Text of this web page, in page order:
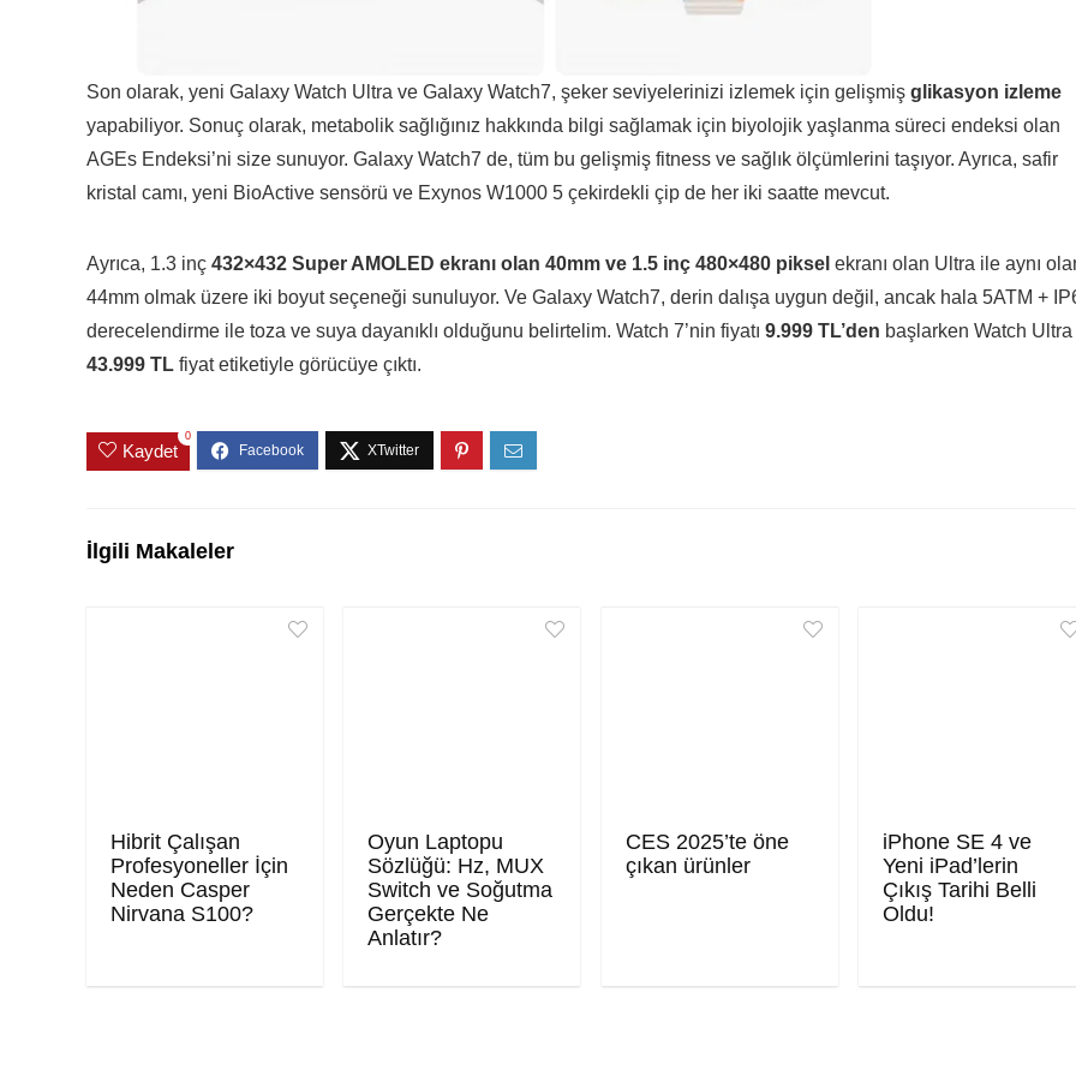
Son olarak, yeni Galaxy Watch Ultra ve Galaxy Watch7, şeker seviyelerinizi izlemek için gelişmiş glikasyon izleme
yapabiliyor. Sonuç olarak, metabolik sağlığınız hakkında bilgi sağlamak için biyolojik yaşlanma süreci endeksi olan
AGEs Endeksi’ni size sunuyor. Galaxy Watch7 de, tüm bu gelişmiş fitness ve sağlık ölçümlerini taşıyor. Ayrıca, safir
kristal camı, yeni BioActive sensörü ve Exynos W1000 5 çekirdekli çip de her iki saatte mevcut.
Ayrıca, 1.3 inç 432×432 Super AMOLED ekranı olan 40mm ve 1.5 inç 480×480 piksel ekranı olan Ultra ile aynı
44mm olmak üzere iki boyut seçeneği sunuluyor. Ve Galaxy Watch7, derin dalışa uygun değil, ancak hala 5ATM +
derecelendirme ile toza ve suya dayanıklı olduğunu belirtelim. Watch 7’nin fiyatı 9.999 TL’den başlarken Watch Ultra
43.999 TL fiyat etiketiyle görücüye çıktı.
Kaydet
0
İlgili Makaleler
Hibrit Çalışan
Profesyoneller İçin
Neden Casper
Nirvana S100?
Oyun Laptopu
Sözlüğü: Hz, MUX
Switch ve Soğutma
Gerçekte Ne
Anlatır?
CES 2025’te öne
çıkan ürünler
iPhone SE 4 ve
Yeni iPad’lerin
Çıkış Tarihi Belli
Oldu!